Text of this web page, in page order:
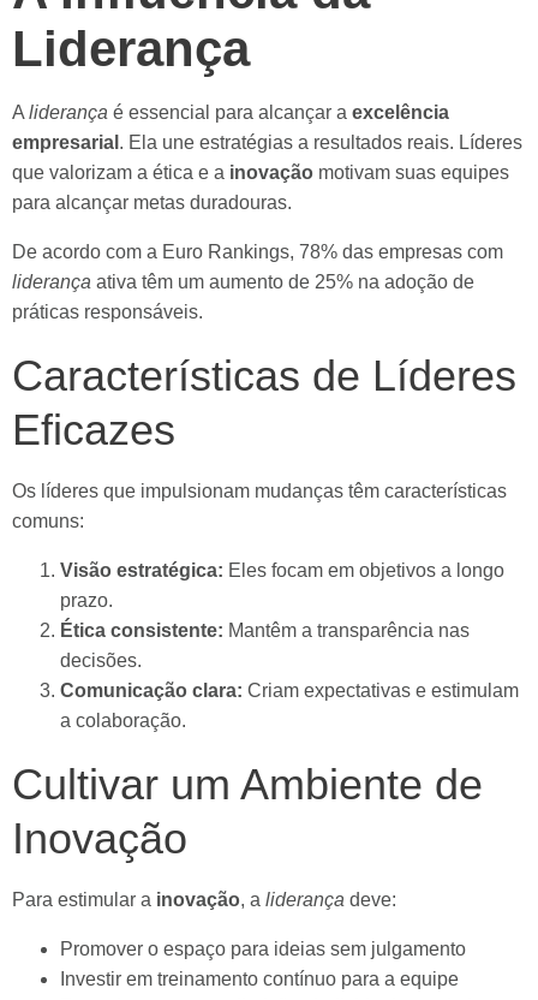
Liderança
A liderança é essencial para alcançar a excelência
empresarial . Ela une estratégias a resultados reais. Líderes
que valorizam a ética e a inovação motivam suas equipes
para alcançar metas duradouras.
De acordo com a Euro Rankings, 78% das empresas com
liderança ativa têm um aumento de 25% na adoção de
práticas responsáveis.
Características de Líderes
Eficazes
Os líderes que impulsionam mudanças têm características
comuns:
Visão estratégica: Eles focam em objetivos a longo
prazo.
Ética consistente: Mantêm a transparência nas
decisões.
Comunicação clara: Criam expectativas e estimulam
a colaboração.
Cultivar um Ambiente de
Inovação
Para estimular a inovação, a liderança deve:
Promover o espaço para ideias sem julgamento
Investir em treinamento contínuo para a equipe